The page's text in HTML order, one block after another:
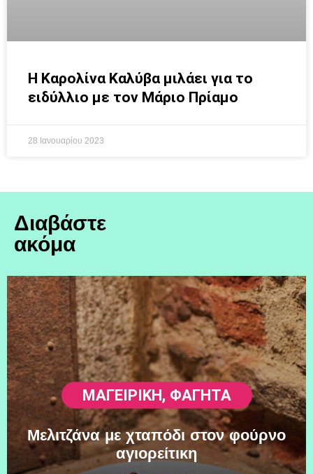
Η Καρολίνα Καλύβα μιλάει για το
ειδύλλιο με τον Μάριο Πρίαμο
28 Ιανουαρίου 2023
Διαβάστε
ακόμα
ΜΑΓΕΙΡΙΚΗ, ΦΑΓΗΤΆ
Μελιτζάνα με χταπόδι στον φούρνο
αγιορείτικη